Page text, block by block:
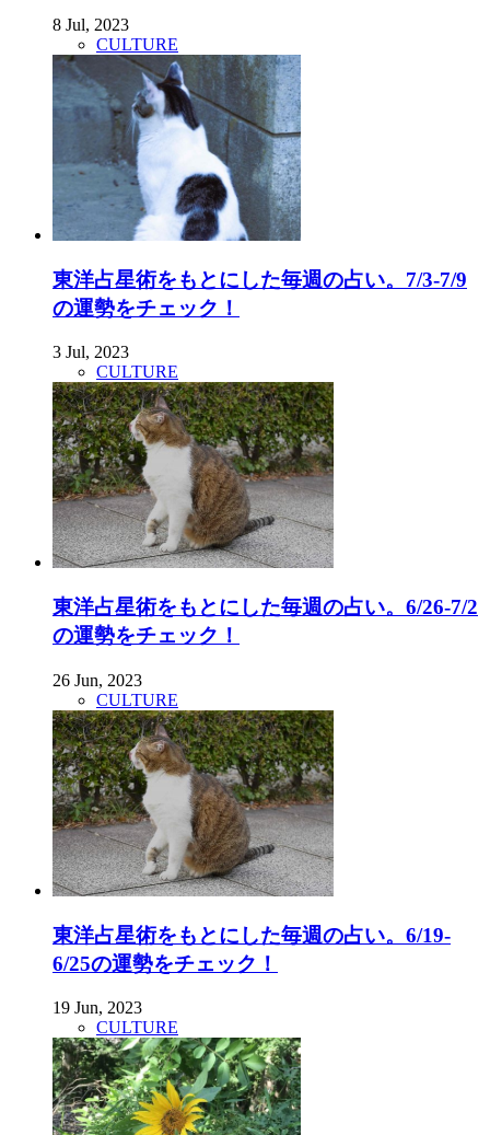
8 Jul, 2023
CULTURE
東洋占星術をもとにした毎週の占い。7/3-7/9
の運勢をチェック！
3 Jul, 2023
CULTURE
東洋占星術をもとにした毎週の占い。6/26-7/2
の運勢をチェック！
26 Jun, 2023
CULTURE
東洋占星術をもとにした毎週の占い。6/19-
6/25の運勢をチェック！
19 Jun, 2023
CULTURE